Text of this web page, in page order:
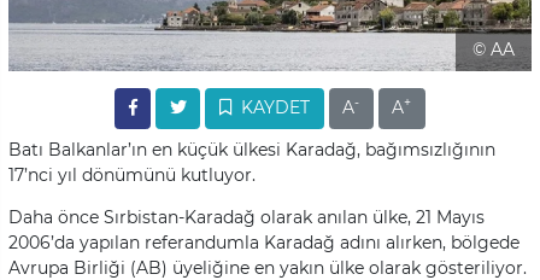
© AA
KAYDET A- A+
Batı Balkanlar’ın en küçük ülkesi Karadağ, bağımsızlığının
17’nci yıl dönümünü kutluyor.
Daha önce Sırbistan-Karadağ olarak anılan ülke, 21 Mayıs
2006’da yapılan referandumla Karadağ adını alırken, bölgede
Avrupa Birliği (AB) üyeliğine en yakın ülke olarak gösteriliyor.